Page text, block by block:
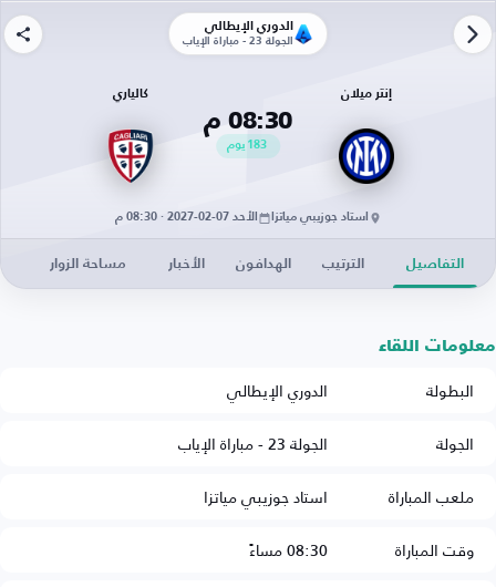
الدوري الإيطالي
الجولة 23 - مباراة الإياب
إنتر ميلان
08:30 م
183 يوم
كالياري
استاد جوزيبي مياتزا الأحد 07-02-2027 · 08:30 م
التفاصيل الترتيب الهدافون الأخبار مساحة الزوار
معلومات اللقاء
البطولة
الدوري الإيطالي
الجولة
الجولة 23 - مباراة الإياب
ملعب المباراة
استاد جوزيبي مياتزا
وقت المباراة
08:30 مساءً